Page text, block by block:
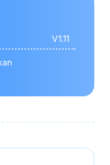
V1.11